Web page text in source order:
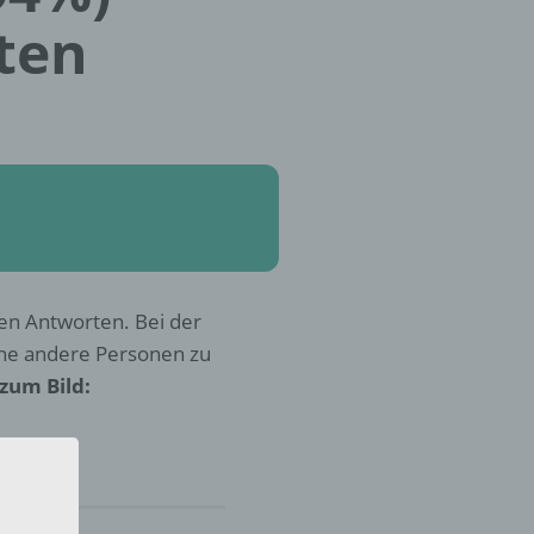
Antworten. Bei der
andere Personen zu
Bild: